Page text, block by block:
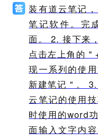
装有道云笔记
笔记软件。完
面。 2. 接下来
点击左上角的
现一系列的使
新建笔记＂。
云笔记的使用
时使用的word
面输入文字内